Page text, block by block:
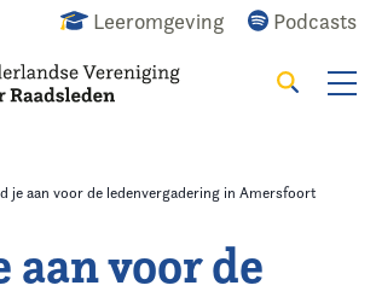
Leeromgeving Podcasts
Zoeken
je aan voor de ledenvergadering in Amersfoort
aan voor de